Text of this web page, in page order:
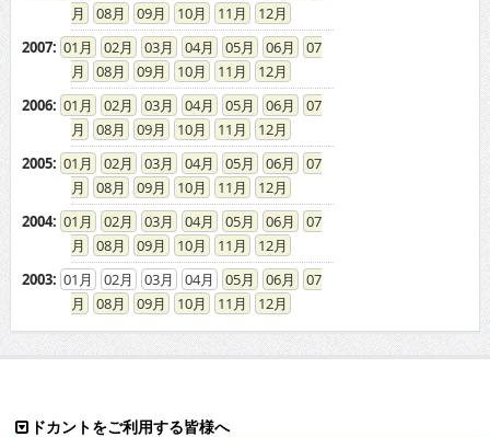
08
09 10 11
12
2007: 01 02 03 04 05 06
07
08
09 10 11
12
2006: 01 02 03 04 05 06
07
08
09 10 11
12
2005: 01 02 03 04 05 06
07
08
09 10 11
12
2004: 01 02 03 04 05 06
07
08
09 10 11
12
2003: 01 02 03 04 05 06
07
08
09 10 11 12
ドカントをご利用する皆様へ